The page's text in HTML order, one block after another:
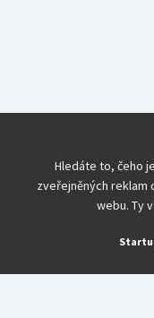
Hledáte to, čeho
zveřejněných reklam
webu. Ty